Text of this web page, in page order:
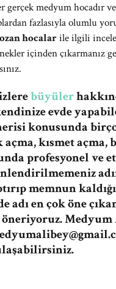
medyum hocadır
fazlasıyla olumlu
hocalarile ilgili
içinden çıkarmanız
büyüler
evde
konusunda
açma, kısmet açma,
profesyonel ve
memnun
adı en çok öne
Medyum